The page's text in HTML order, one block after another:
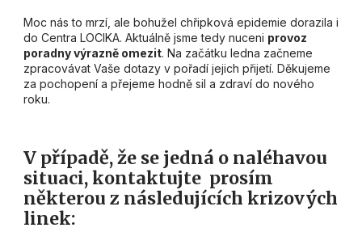
Moc nás to mrzí, ale bohužel chřipková epidemie dorazila i
do Centra LOCIKA. Aktuálně jsme tedy nuceni provoz
poradny výrazně omezit. Na začátku ledna začneme
zpracovávat Vaše dotazy v pořadí jejich přijetí. Děkujeme
za pochopení a přejeme hodně sil a zdraví do nového
roku.
V případě, že se jedná o naléhavou
situaci, kontaktujte prosím
některou z následujících krizových
linek: